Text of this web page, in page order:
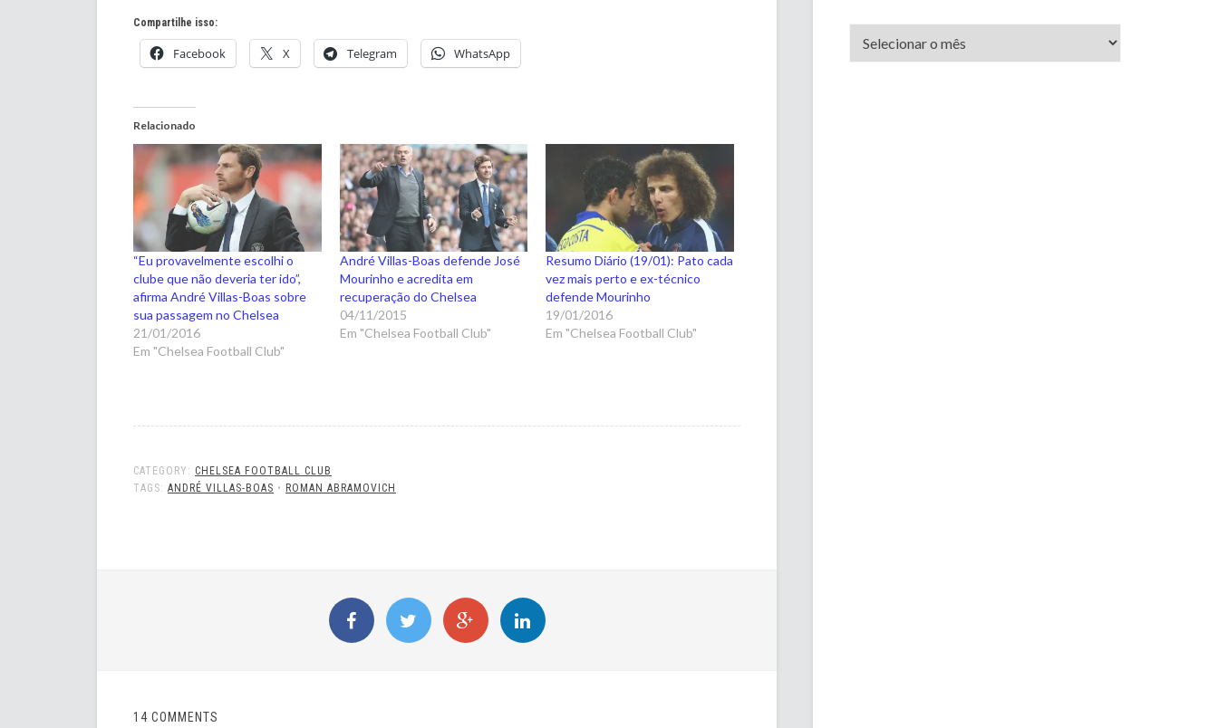
Compartilhe isso:
Facebook X Telegram WhatsApp
Relacionado
“Eu provavelmente escolhi o
clube que não deveria ter ido”,
afirma André Villas-Boas sobre
sua passagem no Chelsea
21/01/2016
Em "Chelsea Football Club"
André Villas-Boas defende José
Mourinho e acredita em
recuperação do Chelsea
04/11/2015
Em "Chelsea Football Club"
Resumo Diário (19/01): Pato cada
vez mais perto e ex-técnico
defende Mourinho
19/01/2016
Em "Chelsea Football Club"
CATEGORY: CHELSEA FOOTBALL CLUB
TAGS: ANDRÉ VILLAS-BOAS • ROMAN ABRAMOVICH
14 COMMENTS